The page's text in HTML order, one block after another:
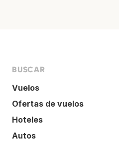
BUSCAR
Vuelos
Ofertas de vuelos
Hoteles
Autos